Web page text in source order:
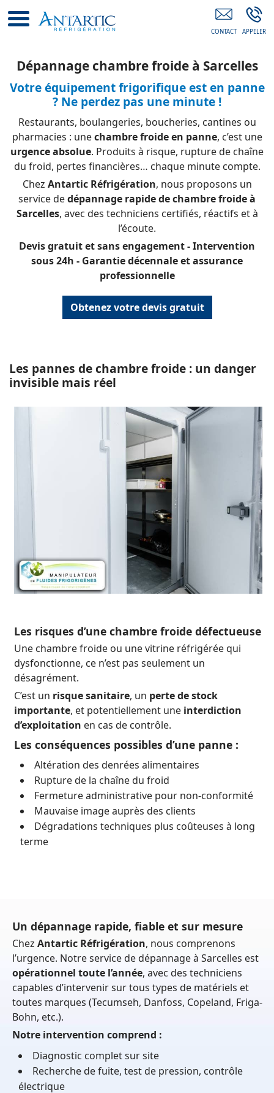
Société De Froid Commercial Sarcelles
Dépannage chambre froide à Sarcelles
Votre équipement frigorifique est en panne
? Ne perdez pas une minute !
Restaurants, boulangeries, boucheries, cantines ou
pharmacies : unechambre froide en panne, c’est une
urgence absolue. Produits à risque, rupture de chaîne
du froid, pertes financières… chaque minute compte.
Chez Antartic Réfrigération, nous proposons un
service dedépannage rapide de chambre froide à
Sarcelles, avec des techniciens certifiés, réactifs et à
l’écoute.
Devis gratuit et sans engagement - Intervention
sous 24h - Garantie décennale et assurance
professionnelle
Obtenez votre devis gratuit
Les pannes de chambre froide : un danger
invisible mais réel
Les risques d’une chambre froide défectueuse
Une chambre froide ou une vitrine réfrigérée qui
dysfonctionne, ce n’est pas seulement un
désagrément.
C’est un risque sanitaire, un perte de stock
importante, et potentiellement une interdiction
d’exploitation en cas de contrôle.
Les conséquences possibles d’une panne :
Altération des denrées alimentaires
Rupture de la chaîne du froid
Fermeture administrative pour non-conformité
Mauvaise image auprès des clients
Dégradations techniques plus coûteuses à long
terme
Un dépannage rapide, fiable et sur mesure
Chez Antartic Réfrigération, nous comprenons
l’urgence. Notre service de dépannage à Sarcelles est
opérationnel toute l’année, avec des techniciens
capables d’intervenir sur tous types de matériels et
toutes marques (Tecumseh, Danfoss, Copeland, Friga-
Bohn, etc.).
Notre intervention comprend :
Diagnostic complet sur site
Recherche de fuite, test de pression, contrôle
électrique